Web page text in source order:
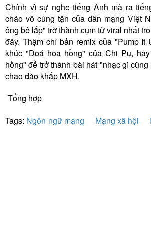
Chính vì sự nghe tiếng Anh mà ra
cháo vô cùng tận của dân mạng Việt
ông bê lắp" trở thành cụm từ viral nhất
đây. Thậm chí bản remix của "Pump It
khúc "Đoá hoa hồng" của Chi Pu,
hồng" để trở thành bài hát "nhạc gì
chao đảo khắp MXH.
Tổng hợp
Tags: Ngôn ngữ mạng Mạng xã hội